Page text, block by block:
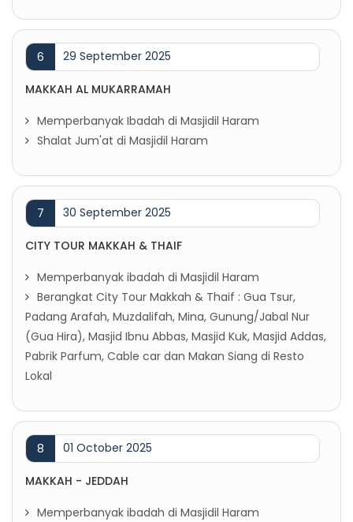
6 29 September 2025
MAKKAH AL MUKARRAMAH
Memperbanyak Ibadah di Masjidil Haram
Shalat Jum'at di Masjidil Haram
7 30 September 2025
CITY TOUR MAKKAH & THAIF
Memperbanyak ibadah di Masjidil Haram
Berangkat City Tour Makkah & Thaif : Gua Tsur,
Padang Arafah, Muzdalifah, Mina, Gunung/Jabal Nur
(Gua Hira), Masjid Ibnu Abbas, Masjid Kuk, Masjid Addas,
Pabrik Parfum, Cable car dan Makan Siang di Resto
Lokal
8 01 October 2025
MAKKAH - JEDDAH
Memperbanyak ibadah di Masjidil Haram